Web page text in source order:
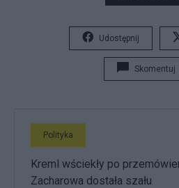
Udostępnij
Skomentuj
Polityka
Kreml wściekły po
Zacharowa dostała szału